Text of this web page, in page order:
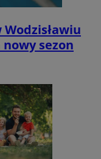
Wodzisławiu
sezon